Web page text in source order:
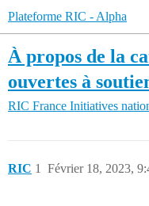
Plateforme RIC - Alpha
À propos de la
ouvertes à
RIC France Initiatives
RIC Février 18, 2023,
1